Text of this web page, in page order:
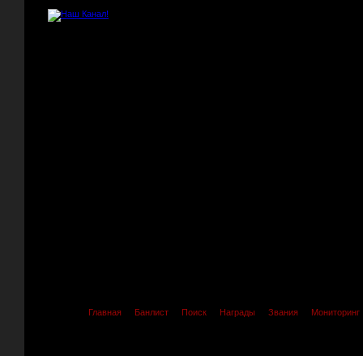
Главная Банлист Поиск Награды Звания Мониторинг